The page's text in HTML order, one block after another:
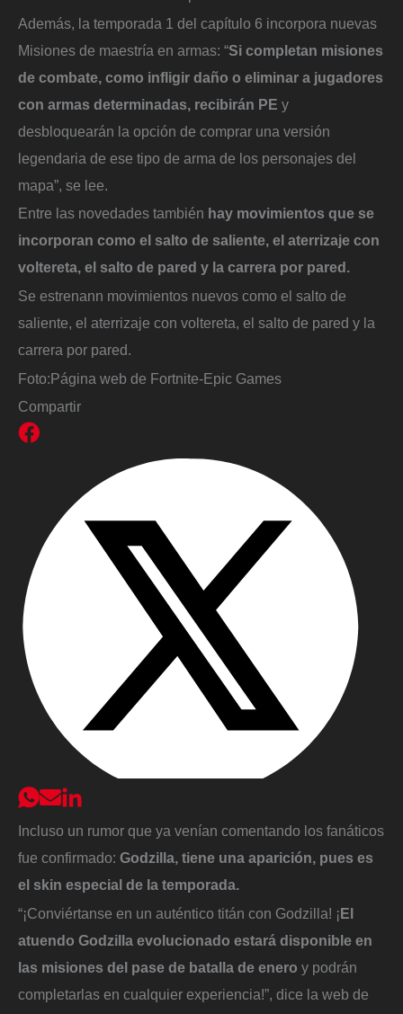
Además, la temporada 1 del capítulo 6 incorpora nuevas
Misiones de maestría en armas: “Si completan misiones
de combate, como infligir daño o eliminar a jugadores
con armas determinadas, recibirán PE y
desbloquearán la opción de comprar una versión
legendaria de ese tipo de arma de los personajes del
mapa”, se lee.
Entre las novedades también hay movimientos que se
incorporan como el salto de saliente, el aterrizaje con
voltereta, el salto de pared y la carrera por pared.
Se estrenann movimientos nuevos como el salto de
saliente, el aterrizaje con voltereta, el salto de pared y la
carrera por pared.
Foto:Página web de Fortnite-Epic Games
Compartir
Incluso un rumor que ya venían comentando los fanáticos
fue confirmado: Godzilla, tiene una aparición, pues es
el skin especial de la temporada.
“¡Conviértanse en un auténtico titán con Godzilla! ¡El
atuendo Godzilla evolucionado estará disponible en
las misiones del pase de batalla de enero y podrán
completarlas en cualquier experiencia!”, dice la web de